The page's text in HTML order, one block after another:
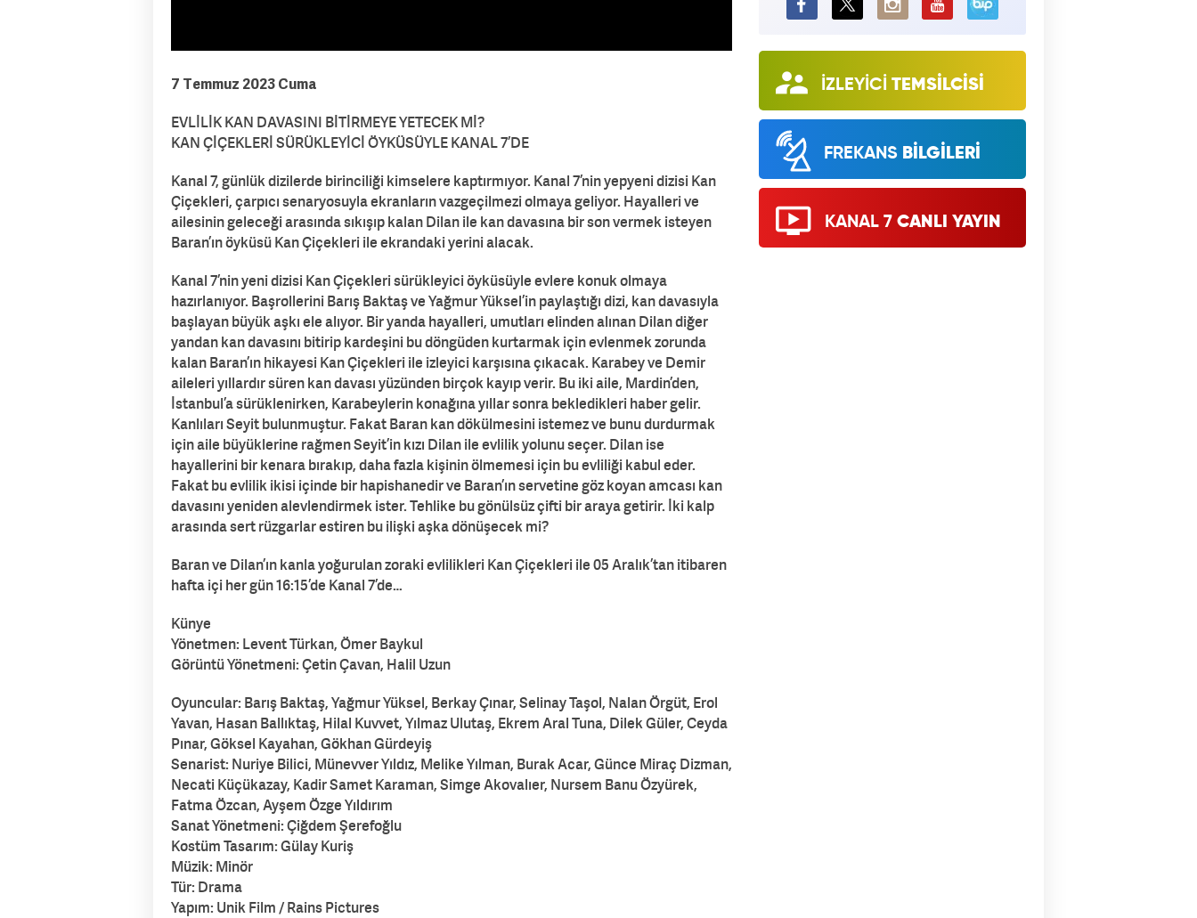
7 Temmuz 2023 Cuma
EVLİLİK KAN DAVASINI BİTİRMEYE YETECEK Mİ?
KAN ÇİÇEKLERİ SÜRÜKLEYİCİ ÖYKÜSÜYLE KANAL 7’DE
Kanal 7, günlük dizilerde birinciliği kimselere kaptırmıyor. Kanal 7’nin yepyeni dizisi Kan
Çiçekleri, çarpıcı senaryosuyla ekranların vazgeçilmezi olmaya geliyor. Hayalleri ve
ailesinin geleceği arasında sıkışıp kalan Dilan ile kan davasına bir son vermek isteyen
Baran’ın öyküsü Kan Çiçekleri ile ekrandaki yerini alacak.
Kanal 7’nin yeni dizisi Kan Çiçekleri sürükleyici öyküsüyle evlere konuk olmaya
hazırlanıyor. Başrollerini Barış Baktaş ve Yağmur Yüksel’in paylaştığı dizi, kan davasıyla
başlayan büyük aşkı ele alıyor. Bir yanda hayalleri, umutları elinden alınan Dilan diğer
yandan kan davasını bitirip kardeşini bu döngüden kurtarmak için evlenmek zorunda
kalan Baran’ın hikayesi Kan Çiçekleri ile izleyici karşısına çıkacak. Karabey ve Demir
aileleri yıllardır süren kan davası yüzünden birçok kayıp verir. Bu iki aile, Mardin’den,
İstanbul’a sürüklenirken, Karabeylerin konağına yıllar sonra bekledikleri haber gelir.
Kanlıları Seyit bulunmuştur. Fakat Baran kan dökülmesini istemez ve bunu durdurmak
için aile büyüklerine rağmen Seyit’in kızı Dilan ile evlilik yolunu seçer. Dilan ise
hayallerini bir kenara bırakıp, daha fazla kişinin ölmemesi için bu evliliği kabul eder.
Fakat bu evlilik ikisi içinde bir hapishanedir ve Baran’ın servetine göz koyan amcası kan
davasını yeniden alevlendirmek ister. Tehlike bu gönülsüz çifti bir araya getirir. İki kalp
arasında sert rüzgarlar estiren bu ilişki aşka dönüşecek mi?
Baran ve Dilan’ın kanla yoğurulan zoraki evlilikleri Kan Çiçekleri ile 05 Aralık’tan itibaren
hafta içi her gün 16:15’de Kanal 7’de…
Künye
Yönetmen: Levent Türkan, Ömer Baykul
Görüntü Yönetmeni: Çetin Çavan, Halil Uzun
Oyuncular: Barış Baktaş, Yağmur Yüksel, Berkay Çınar, Selinay Taşol, Nalan Örgüt, Erol
Yavan, Hasan Ballıktaş, Hilal Kuvvet, Yılmaz Ulutaş, Ekrem Aral Tuna, Dilek Güler, Ceyda
Pınar, Göksel Kayahan, Gökhan Gürdeyiş
Senarist: Nuriye Bilici, Münevver Yıldız, Melike Yılman, Burak Acar, Günce Miraç Dizman,
Necati Küçükazay, Kadir Samet Karaman, Simge Akovalıer, Nursem Banu Özyürek,
Fatma Özcan, Ayşem Özge Yıldırım
Sanat Yönetmeni: Çiğdem Şerefoğlu
Kostüm Tasarım: Gülay Kuriş
Müzik: Minör
Tür: Drama
Yapım: Unik Film / Rains Pictures
BiP
İZLEYİCİ TEMSİLCİSİ
FREKANS BİLGİLERİ
KANAL 7 CANLI YAYIN